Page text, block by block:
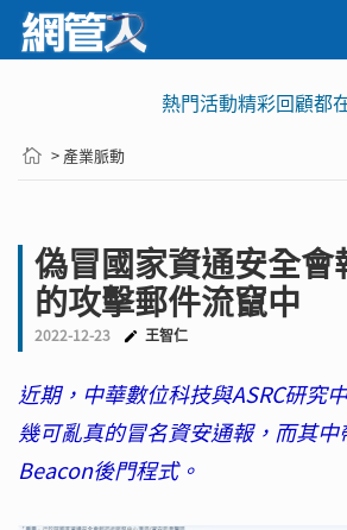
熱門活動精彩回顧都
> 產業脈動
偽冒國家資通安全會
的攻擊郵件流竄中
2022-12-23 王智仁
近期，中華數位科技與ASRC研究
幾可亂真的冒名資安通報，而其
Beacon後門程式。